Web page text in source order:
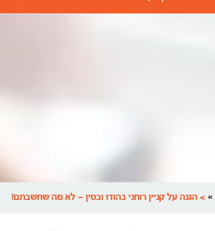
> הגנה על קניין רוחני בהודו ובסין – לא מה שחשבתם!